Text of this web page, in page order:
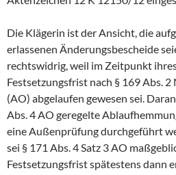
Die Klägerin ist der Ansicht, die
erlassenen Änderungsbescheide
rechtswidrig, weil im Zeitpunkt
Festsetzungsfrist nach § 169 Abs.
(AO) abgelaufen gewesen sei.
Abs. 4 AO geregelte
eine Außenprüfung durchgeführt
sei § 171 Abs. 4 Satz 3 AO
Festsetzungsfrist spätestens dann